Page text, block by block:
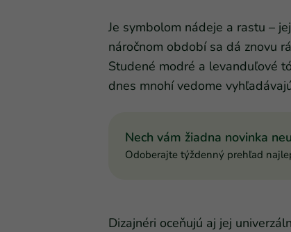
Je symbolom nádeje a rastu –
náročnom období sa dá znovu
Studené modré a levanduľové
dnes mnohí vedome
Nech vám žiadna novinka
Odoberajte týždenný prehľad
Dizajnéri oceňujú aj jej